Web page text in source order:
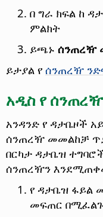
በ ግራ ክፍል ከ
ምልክት
ይጫኑ ሰንጠረዥ
ይታያል የ ሰንጠረዥ
አዲስ የ
አንዳንድ የ ዳታቤዞች
ሰንጠረዥ መመልከቻ
በርካታ ዳታቤዝ
ሰንጠረዥን
የ ዳታቤዝ ፋይል
መፍጠር